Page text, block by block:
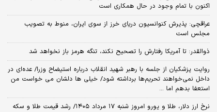
اکنون با تمام وجود در حال همکاری است
عراقچی: پذیرش کنوانسیون دریای خرز از سوی ایران، منوط به تصویب
مجلس است
ذوالقدر: تا آمریکا رفتارش را تصحیح نکند، تنگه هرمز باز نخواهد شد
روایت پزشکیان از جلسه با رهبر شهید انقلاب درباره استیضاح وزرا/ عده‌ای در
داخل نمی‌خواهند تحریم‌ها برداشته شود/ خیلی ها دلشان می خواست من
استعفا بدهم اما ...
نرخ ارز دلار، طلا و یورو امروز شنبه ۱۷ مرداد ۱۴۰۵/ رشد قیمت طلا و سکه